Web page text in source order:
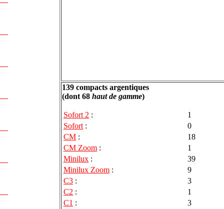
139 compacts argentiques
(dont 68 haut de gamme)
Sofort 2 :
1
Sofort :
0
CM :
18
CM Zoom :
1
Minilux :
39
Minilux Zoom :
9
C3 :
3
C2 :
1
C1 :
3